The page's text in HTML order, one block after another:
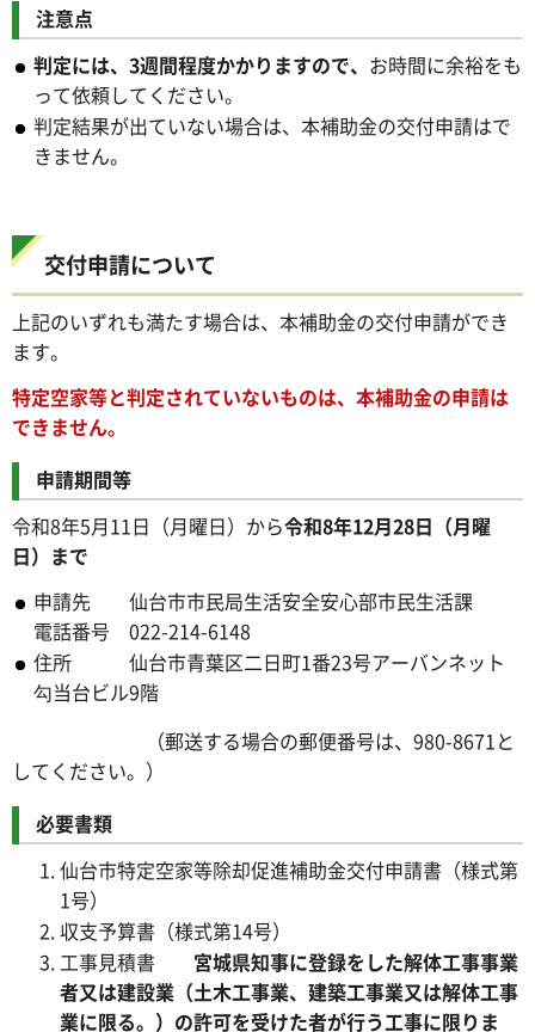
注意点
判定には、3週間程度かかりますので、 お時間に余裕をも
って依頼してください。
判定結果が出ていない場合は、本補助金の交付申請はで
きません。
交付申請について
上記のいずれも満たす場合は、本補助金の交付申請ができ
ます。
特定空家等と判定されていないものは、本補助金の申請は
できません。
申請期間等
令和8年5月11日（月曜日）から令和8年12月28日（月曜
日）まで
申請先 仙台市市民局生活安全安心部市民生活課
電話番号 022-214-6148
住所 仙台市青葉区二日町1番23号アーバンネット
勾当台ビル9階
（郵送する場合の郵便番号は、980-8671と
してください。）
必要書類
仙台市特定空家等除却促進補助金交付申請書（様式第
1号）
収支予算書（様式第14号）
工事見積書 宮城県知事に登録をした解体工事事業
者又は建設業（土木工事業、建築工事業又は解体工事
業に限る。）の許可を受けた者が行う工事に限りま